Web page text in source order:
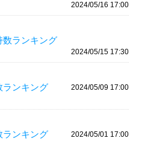
2024/05/16 17:00
数ランキング
2024/05/15 17:30
ランキング 2024/05/09 17:00
ランキング 2024/05/01 17:00